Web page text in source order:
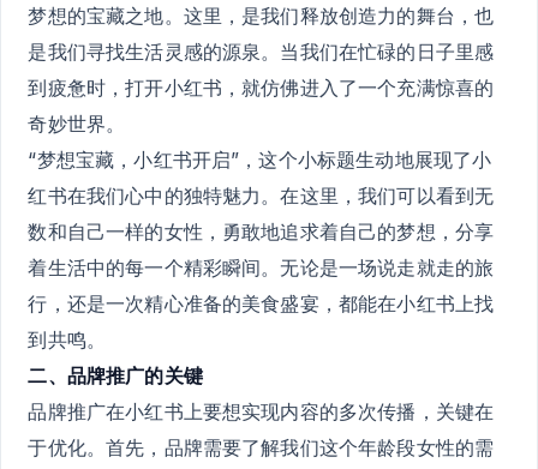
梦想的宝藏之地。这里，是我们释放创造力的舞台，也
是我们寻找生活灵感的源泉。当我们在忙碌的日子里感
到疲惫时，打开小红书，就仿佛进入了一个充满惊喜的
奇妙世界。
“梦想宝藏，小红书开启”，这个小标题生动地展现了小
红书在我们心中的独特魅力。在这里，我们可以看到无
数和自己一样的女性，勇敢地追求着自己的梦想，分享
着生活中的每一个精彩瞬间。无论是一场说走就走的旅
行，还是一次精心准备的美食盛宴，都能在小红书上找
到共鸣。
二、品牌推广的关键
品牌推广在小红书上要想实现内容的多次传播，关键在
于优化。首先，品牌需要了解我们这个年龄段女性的需